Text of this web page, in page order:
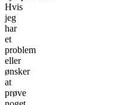
Hvis
jeg
har
et
problem
eller
ønsker
at
prøve